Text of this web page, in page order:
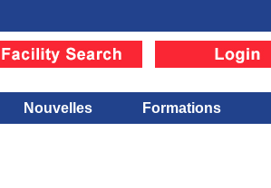
Nouvelles Formations